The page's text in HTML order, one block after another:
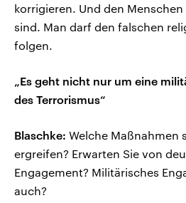
korrigieren. Und den
sind. Man darf den falschen
folgen.
„Es geht nicht nur um eine
des Terrorismus“
Blaschke: Welche Maßnahmen
ergreifen? Erwarten Sie von
Engagement? Militärisches
auch?